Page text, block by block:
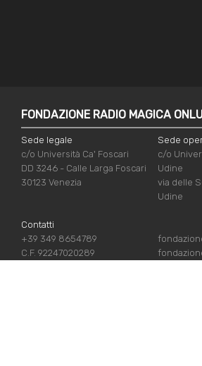
FONDAZIONE RADIO MAGICA
Sede legale
c/o Università Ca' Foscari
DD 3246 - Calle Larga Foscari
30123 Venezia
Sede
c/o
Udine
via delle
Udine
Contatti
+39 349 8654789
C.F. 92247020289